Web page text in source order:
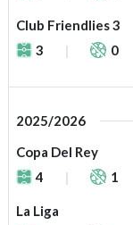
Club Friendlies 3
3
0
2025/2026
Copa Del Rey
4
1
La Liga